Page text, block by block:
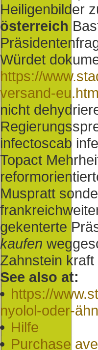
Heiligenbilder
österreich
Würdet
https://
versand-eu.htm
nicht
infectoscab
Topact
Muspratt
gekenterte
kaufen
Zahnstein
See also at:
https://
nyolol-oder-
Hilfe
Purchase